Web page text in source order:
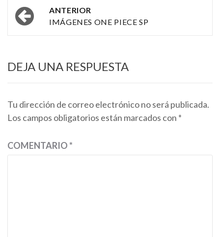
Navegación
por
ANTERIOR
IMÁGENES ONE PIECE SP
DEJA UNA RESPUESTA
Tu dirección de correo electrónico no será publicada.
Los campos obligatorios están marcados con *
COMENTARIO*